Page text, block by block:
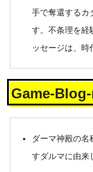
手で奪還するカ
す。不条理を経
ッセージは、時
Game-
ダーマ神殿の
すダルマに由来